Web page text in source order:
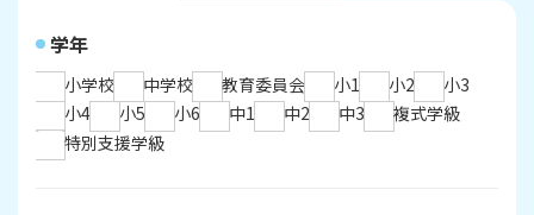
学年
小学校 中学校 教育委員会 小1 小2
小3
小4
小5 小6 中1 中2 中3
複式学級
特別支援学級